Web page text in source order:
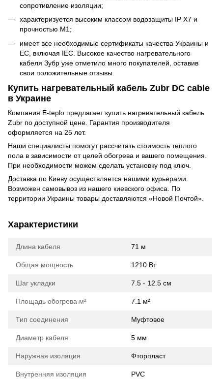
сопротивление изоляции;
характеризуется высоким классом водозащиты IP X7 и
прочностью М1;
имеет все необходимые сертификаты качества Украины и
ЕС, включая IEC. Высокое качество нагревательного
кабеля Зубр уже отметило много покупателей, оставив
свои положительные отзывы.
Купить нагревательный кабель Zubr DC cable
в Украине
Компания E-teplo предлагает купить нагревательный кабель
Zubr по доступной цене. Гарантия производителя
оформляется на 25 лет.
Наши специалисты помогут рассчитать стоимость теплого
пола в зависимости от целей обогрева и вашего помещения.
При необходимости можем сделать установку под ключ.
Доставка по Киеву осуществляется нашими курьерами.
Возможен самовывоз из нашего киевского офиса. По
территории Украины товары доставляются «Новой Почтой».
Характеристики
Длина кабеля 71 м
Общая мощность 1210 Вт
Шаг укладки 7.5 - 12.5 см
Площадь обогрева м² 7.1 м²
Тип соединения Муфтовое
Диаметр кабеля 5 мм
Наружная изоляция Фторпласт
Внутренняя изоляция PVC